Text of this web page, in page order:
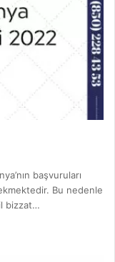
başvuruları
Bu nedenle
bizzat…